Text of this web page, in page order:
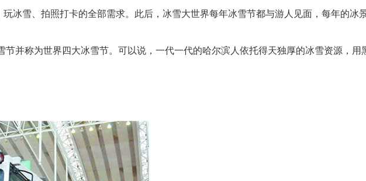
冰雪、拍照打卡的全部需求。此后，冰雪大世界每年冰雪节都与游人见面，每年的冰
并称为世界四大冰雪节。可以说，一代一代的哈尔滨人依托得天独厚的冰雪资源，用